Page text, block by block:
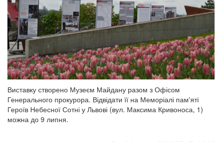
Виставку створено Музеєм Майдану разом з Офісом
Генерального прокурора. Відвідати її на Меморіалі пам'яті
Героїв Небесної Сотні у Львові (вул. Максима Кривоноса, 1)
можна до 9 липня.